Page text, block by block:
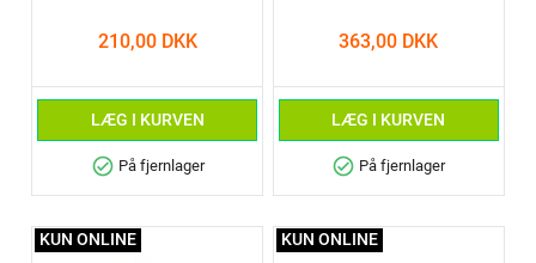
210,00 DKK
LÆG I KURVEN
check_circle På fjernlager
363,00 DKK
LÆG I KURVEN
check_circle På fjernlager
KUN ONLINE KUN ONLINE